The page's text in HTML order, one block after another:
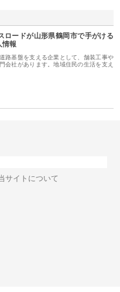
ロードが山形県鶴岡市で手がける
情報
路基盤を支える企業として、舗装工事や
会社があります。地域住民の生活を支え
サイトについて